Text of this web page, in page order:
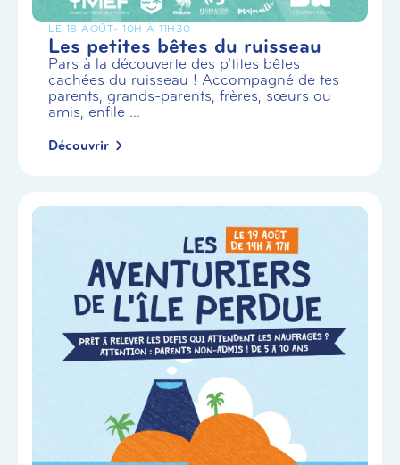
LE 18 AOÛT- 10H À 11H30
Les petites bêtes du ruisseau
Pars à la découverte des p’tites bêtes
cachées du ruisseau ! Accompagné de tes
parents, grands-parents, frères, sœurs ou
amis, enfile ...
Découvrir